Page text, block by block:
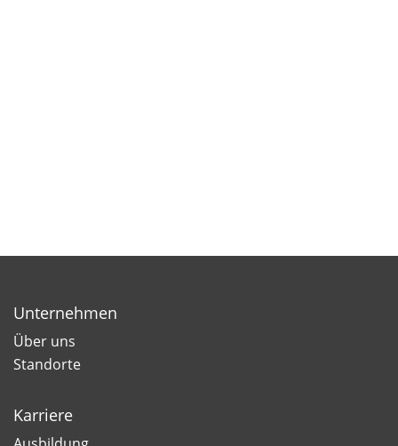
Unternehmen
Über uns
Standorte
Karriere